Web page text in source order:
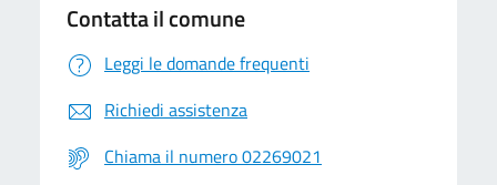
Contatta il comune
Leggi le domande frequenti
Richiedi assistenza
Chiama il numero 02269021